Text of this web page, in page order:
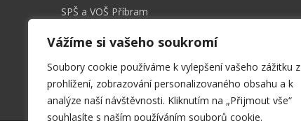
Vážíme si vašeho soukromí
Soubory cookie používáme k vylepšení vašeho zážitku z
prohlížení, zobrazování personalizovaného obsahu a k
analýze naší návštěvnosti. Kliknutím na „Přijmout vše“
souhlasíte s naším používáním souborů cookie.
SPŠ a VOŠ Příbram
sekret@spspb.cz
+420 326 551 611